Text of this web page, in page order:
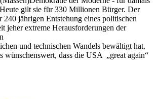
gilt sie für 330 Millionen Bürger. Der
240 jährigen Entstehung eines politischen
jeher extreme Herausforderungen der
und technischen Wandels bewältigt hat.
wünschenswert, dass die USA „great again“